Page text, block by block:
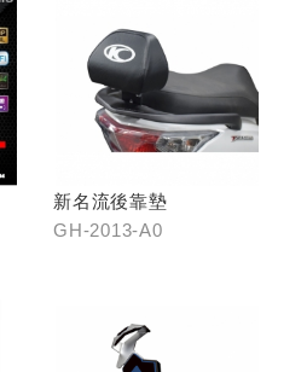
新名流後靠墊
GH-2013-A0